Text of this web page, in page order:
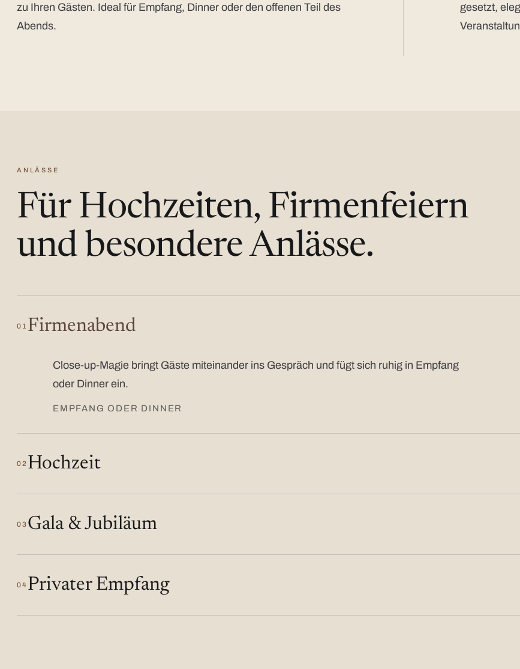
zu Ihren Gästen. Ideal für Empfang, Dinner oder den offenen Teil des
Abends.
gesetzt,
ANLÄSSE
Für Hochzeiten, Firmenfeiern
und besondere Anlässe.
01 Firmenabend
Close-up-Magie bringt Gäste miteinander ins Gespräch und fügt sich ruhig in Empfang
oder Dinner ein.
EMPFANG ODER DINNER
02 Hochzeit
03 Gala & Jubiläum
04 Privater Empfang